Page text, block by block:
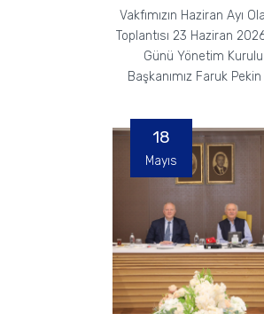
Vakfımızın Haziran Ayı
Toplantısı 23 Haziran
Günü Yönetim Kurulu
Başkanımız Faruk
18
Mayıs